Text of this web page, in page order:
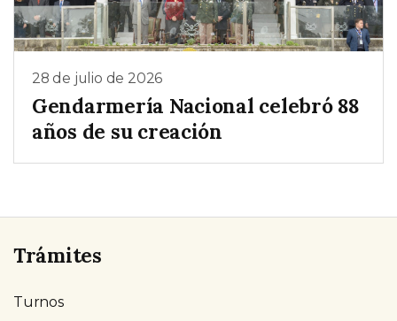
28 de julio de 2026
Gendarmería Nacional celebró 88
años de su creación
Trámites
Turnos